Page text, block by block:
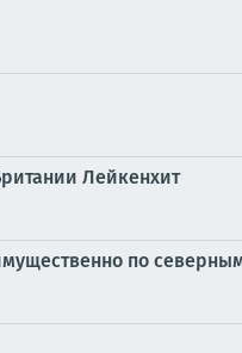
Лейкенхит
по